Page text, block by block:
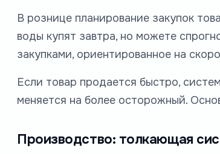
В рознице планирование закупок
воды купят завтра, но можете
закупками, ориентированное на
Если товар продается быстро,
меняется на более осторожный.
Производство: толкающая